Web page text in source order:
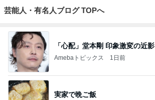
芸能人・有名人ブログ TOPへ
「心配」堂本剛 印象激変の近影
Amebaトピックス 1日前
実家で晩ご飯